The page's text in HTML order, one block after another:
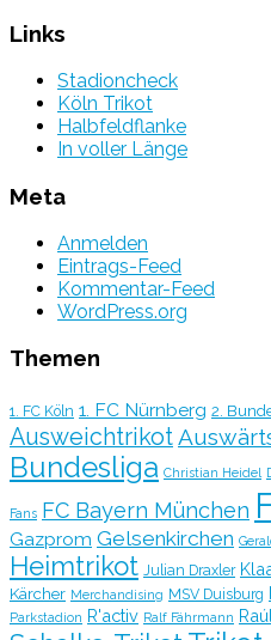
Links
Stadioncheck
Köln Trikot
Halbfeldflanke
In voller Länge
Meta
Anmelden
Eintrags-Feed
Kommentar-Feed
WordPress.org
Themen
1. FC Köln 1. FC Nürnberg 2.
Ausweichtrikot
Bundesliga Christian Heidel
Fans FC Bayern München
Gazprom Gelsenkirchen
Heimtrikot Julian Draxler
Kärcher Merchandising MSV Duisburg
Parkstadion R'activ Ralf Fährmann Raúl